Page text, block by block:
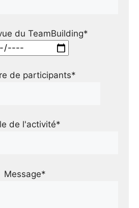
du TeamBuilding*
de participants*
de l'activité*
Message*